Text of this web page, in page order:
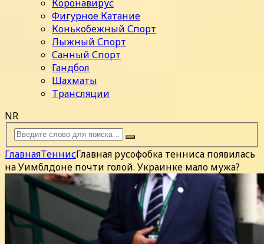
Коронавирус
Фигурное Катание
Конькобежный Спорт
Лыжный Спорт
Санный Спорт
Гандбол
Шахматы
Трансляции
NR
ГлавнаяТеннисГлавная русофобка тенниса появилась
на Уимблдоне почти голой. Украинке мало мужа?